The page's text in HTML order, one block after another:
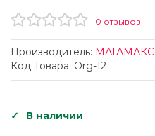
0 отзывов
Производитель: МАГАМАКС
Код Товара: Org-12
В наличии